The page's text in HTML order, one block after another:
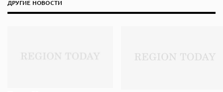
ДРУГИЕ НОВОСТИ